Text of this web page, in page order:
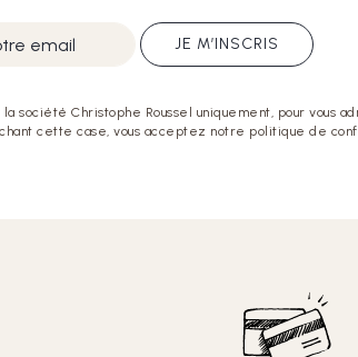
société Christophe Roussel uniquement, pour vous
cette case, vous acceptez notre politique de
JE M’INSCRIS